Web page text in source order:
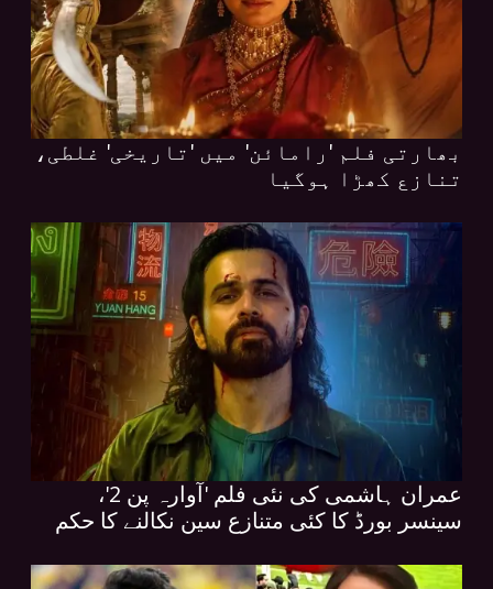
بھارتی فلم 'رامائن' میں 'تاریخی' غلطی،
تنازع کھڑا ہوگیا
عمران ہاشمی کی نئی فلم 'آوارہ پن 2'،
سینسر بورڈ کا کئی متنازع سین نکالنے کا حکم